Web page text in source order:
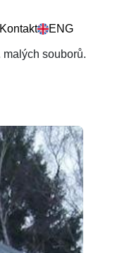
Kontakt ENG
souborů.